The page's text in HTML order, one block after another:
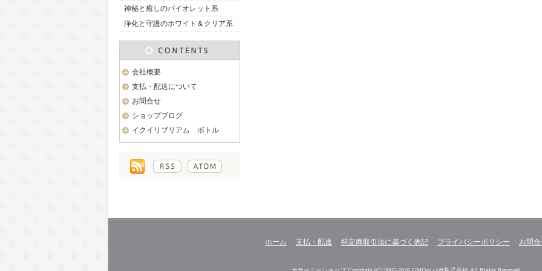
神秘と癒しのバイオレット系
浄化と守護のホワイト＆クリア系
会社概要
支払・配送について
お問合せ
ショップブログ
イクイリブリアム ボトル
ホーム 支払・配送 特定商取引法に基づく表記 プライバシーポリシー お問